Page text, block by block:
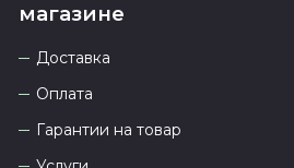
магазине
Доставка
Оплата
Гарантии на товар